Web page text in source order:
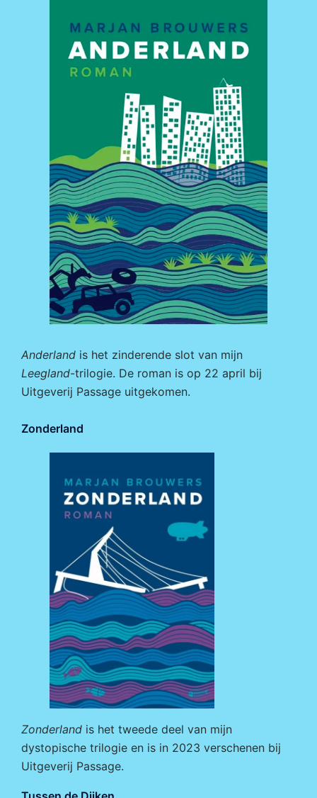
Anderland is het zinderende slot van mijn
Leegland-trilogie. De roman is op 22 april bij
Uitgeverij Passage uitgekomen.
Zonderland
Zonderland is het tweede deel van mijn
dystopische trilogie en is in 2023 verschenen bij
Uitgeverij Passage.